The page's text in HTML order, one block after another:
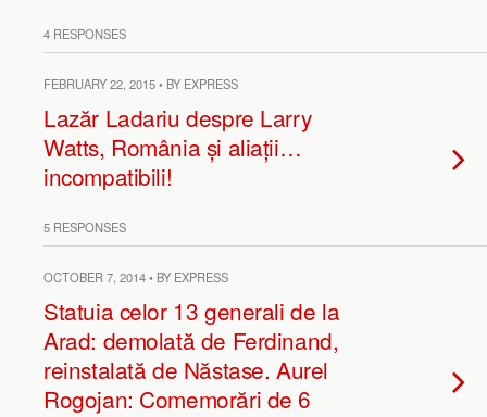
4 RESPONSES
FEBRUARY 22, 2015 • BY EXPRESS
Lazăr Ladariu despre Larry
Watts, România și aliații…
incompatibili!
5 RESPONSES
OCTOBER 7, 2014 • BY EXPRESS
Statuia celor 13 generali de la
Arad: demolată de Ferdinand,
reinstalată de Năstase. Aurel
Rogojan: Comemorări de 6